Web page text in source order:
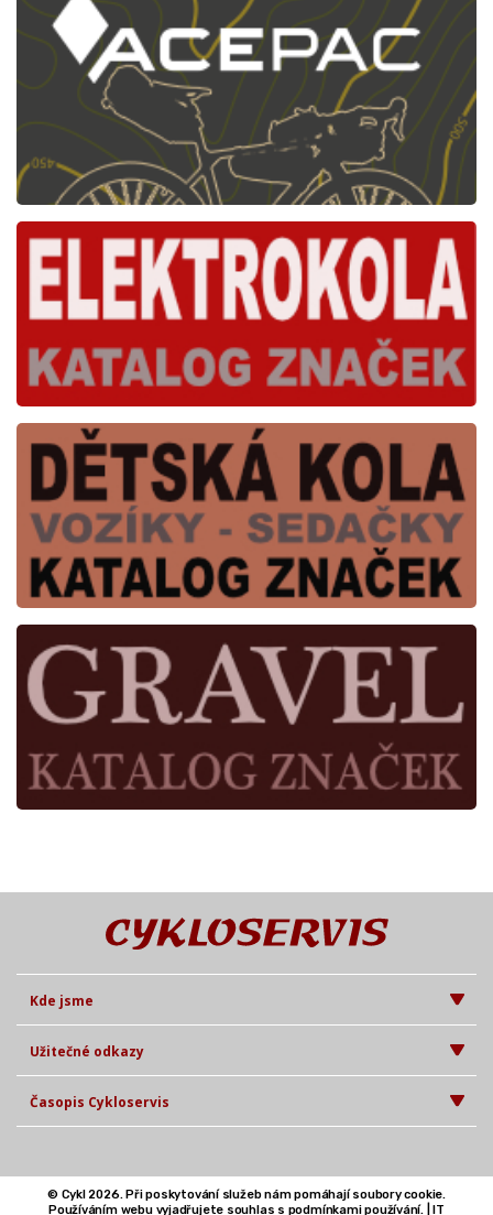
Kde jsme
Užitečné odkazy
Časopis Cykloservis
© Cykl 2026. Při poskytování služeb nám pomáhají soubory cookie.
Používáním webu vyjadřujete souhlas s podmínkami používání. |IT